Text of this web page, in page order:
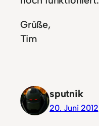
Grüße,
Tim
sputnik
20. Juni 2012